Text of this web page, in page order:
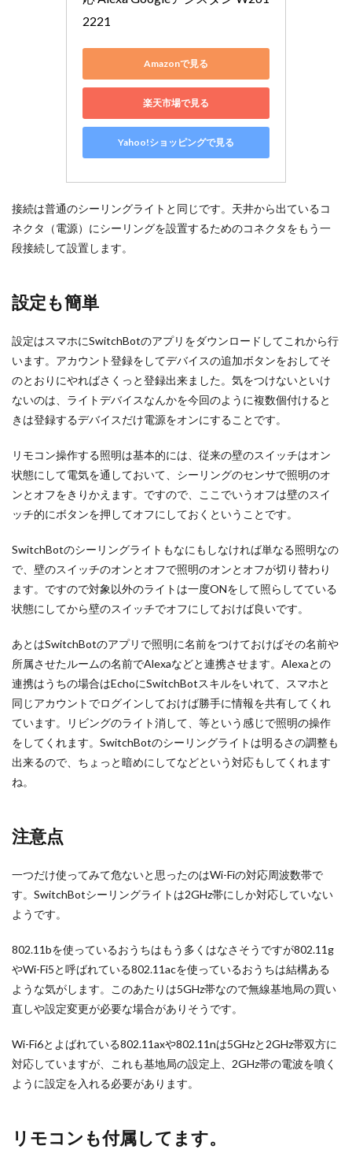
2221
Amazonで見る
楽天市場で見る
Yahoo!ショッピングで見る
接続は普通のシーリングライトと同じです。天井から出ているコ
ネクタ（電源）にシーリングを設置するためのコネクタをもう一
段接続して設置します。
設定も簡単
設定はスマホにSwitchBotのアプリをダウンロードしてこれから行
います。アカウント登録をしてデバイスの追加ボタンをおしてそ
のとおりにやればさくっと登録出来ました。気をつけないといけ
ないのは、ライトデバイスなんかを今回のように複数個付けると
きは登録するデバイスだけ電源をオンにすることです。
リモコン操作する照明は基本的には、従来の壁のスイッチはオン
状態にして電気を通しておいて、シーリングのセンサで照明のオ
ンとオフをきりかえます。ですので、ここでいうオフは壁のスイ
ッチ的にボタンを押してオフにしておくということです。
SwitchBotのシーリングライトもなにもしなければ単なる照明なの
で、壁のスイッチのオンとオフで照明のオンとオフが切り替わり
ます。ですので対象以外のライトは一度ONをして照らしてている
状態にしてから壁のスイッチでオフにしておけば良いです。
あとはSwitchBotのアプリで照明に名前をつけておけばその名前や
所属させたルームの名前でAlexaなどと連携させます。Alexaとの
連携はうちの場合はEchoにSwitchBotスキルをいれて、スマホと
同じアカウントでログインしておけば勝手に情報を共有してくれ
ています。リビングのライト消して、等という感じで照明の操作
をしてくれます。SwitchBotのシーリングライトは明るさの調整も
出来るので、ちょっと暗めにしてなどという対応もしてくれます
ね。
注意点
一つだけ使ってみて危ないと思ったのはWi-Fiの対応周波数帯で
す。SwitchBotシーリングライトは2GHz帯にしか対応していない
ようです。
802.11bを使っているおうちはもう多くはなさそうですが802.11g
やWi-Fi5と呼ばれている802.11acを使っているおうちは結構ある
ような気がします。このあたりは5GHz帯なので無線基地局の買い
直しや設定変更が必要な場合がありそうです。
Wi-Fi6とよばれている802.11axや802.11nは5GHzと2GHz帯双方に
対応していますが、これも基地局の設定上、2GHz帯の電波を噴く
ように設定を入れる必要があります。
リモコンも付属してます。